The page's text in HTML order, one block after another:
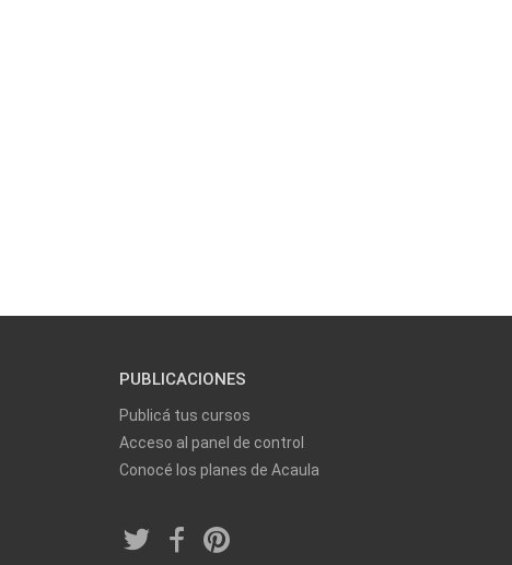
PUBLICACIONES
Publicá tus cursos
Acceso al panel de control
Conocé los planes de Acaula